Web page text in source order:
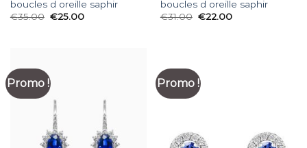
boucles d oreille saphir
€35.00 €25.00
boucles d oreille saphir
€31.00 €22.00
Promo ! Promo !